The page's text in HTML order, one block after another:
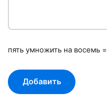
пять умнoжить нa восемь =
Добавить